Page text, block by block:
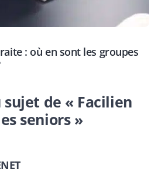
: où en sont les groupes
de « Facilien
seniors »